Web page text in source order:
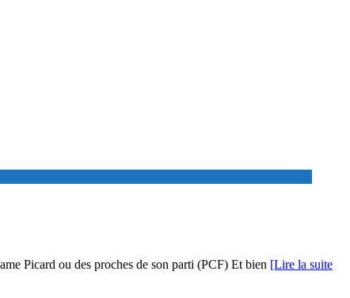
Picard ou des proches de son parti (PCF) Et bien [Lire la suite